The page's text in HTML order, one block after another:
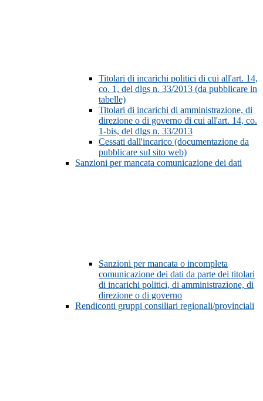
Titolari di incarichi politici di cui all'art. 14,
co. 1, del dlgs n. 33/2013 (da pubblicare in
tabelle)
Titolari di incarichi di amministrazione, di
direzione o di governo di cui all'art. 14, co.
1-bis, del dlgs n. 33/2013
Cessati dall'incarico (documentazione da
pubblicare sul sito web)
Sanzioni per mancata comunicazione dei dati
Sanzioni per mancata o incompleta
comunicazione dei dati da parte dei titolari
di incarichi politici, di amministrazione, di
direzione o di governo
Rendiconti gruppi consiliari regionali/provinciali